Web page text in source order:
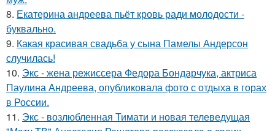
8. Екатерина андреева пьёт кровь ради молодости -
буквально.
9. Какая красивая свадьба у сына Памелы Андерсон
случилась!
10. Экс - жена режиссера Федора Бондарчука, актриса
Паулина Андреева, опубликовала фото с отдыха в горах
в России.
11. Экс - возлюбленная Тимати и новая телеведущая